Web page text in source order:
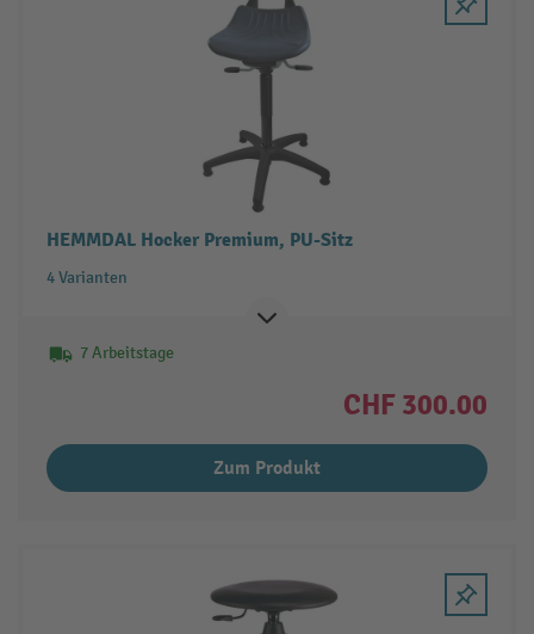
HEMMDAL Hocker Premium, PU-Sitz
4 Varianten
7 Arbeitstage
CHF 300.00
Zum Produkt